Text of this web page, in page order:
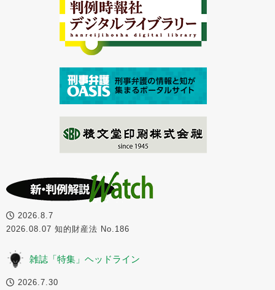
2026.8.7
2026.08.07 知的財産法 No.186
雑誌「特集」ヘッドライン
2026.7.30